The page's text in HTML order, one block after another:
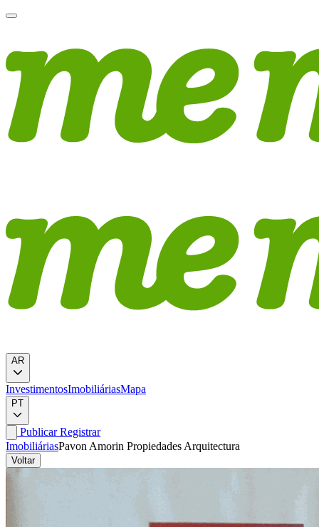
AR
InvestimentosImobiliáriasMapa
PT
PublicarRegistrar
ImobiliáriasPavon Amorin Propiedades Arquitectura
Voltar